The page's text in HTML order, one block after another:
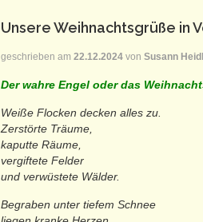
Unsere Weihnachtsgrüße in
geschrieben am 22.12.2024 von Susann
Der wahre Engel oder das
Weiße Flocken decken alles zu.
Zerstörte Träume,
kaputte Räume,
vergiftete Felder
und verwüstete Wälder.
Begraben unter tiefem Schnee